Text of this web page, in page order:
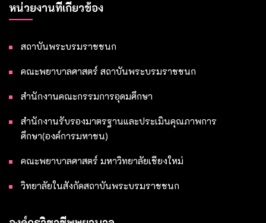
หน่วยงานที่เกี่ยวข้อง
สถาบันพระบรมราชชนก
คณะพยาบาลศาสตร์ สถาบันพระบรมราชชนก
สำนักงานคณะกรรมการอุดมศึกษา
สำนักงานรับรองมาตรฐานและประเมินคุณภาพการ
ศึกษา(องค์การมหาชน)
คณะพยาบาลศาสตร์ มหาวิทยาลัยเชียงใหม่
วิทยาลัยในสังกัดสถาบันพระบรมราชชนก